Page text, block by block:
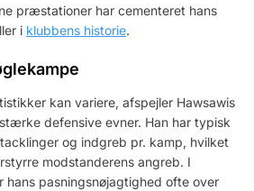
præstationer har cementeret hans
i klubbens historie.
kan variere, afspejler Hawsawis
defensive evner. Han har typisk
og indgreb pr. kamp, hvilket
modstanderens angreb. I
hans pasningsnøjagtighed ofte over